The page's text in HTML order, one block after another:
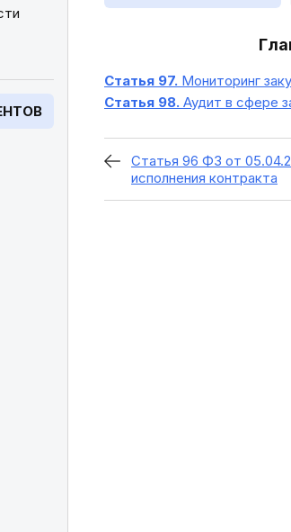
Статья 97. Мониторинг
Статья 98. Аудит в сфере
Статья 96 ФЗ от
исполнения контракта